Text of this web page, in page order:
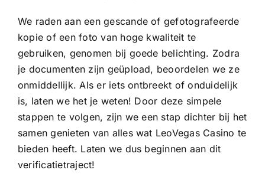
We raden aan een gescande of gefotografeerde
kopie of een foto van hoge kwaliteit te
gebruiken, genomen bij goede belichting. Zodra
je documenten zijn geüpload, beoordelen we ze
onmiddellijk. Als er iets ontbreekt of onduidelijk
is, laten we het je weten! Door deze simpele
stappen te volgen, zijn we een stap dichter bij het
samen genieten van alles wat LeoVegas Casino te
bieden heeft. Laten we dus beginnen aan dit
verificatietraject!